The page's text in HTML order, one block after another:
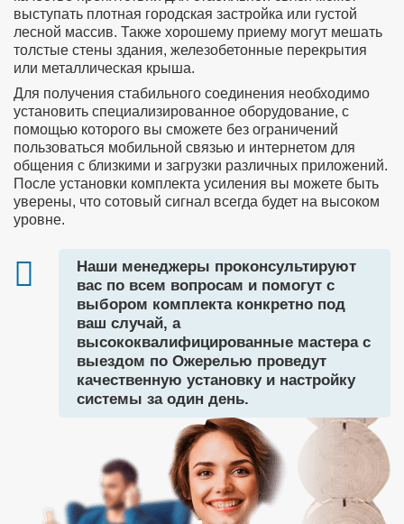
выступать плотная городская застройка или густой
лесной массив. Также хорошему приему могут мешать
толстые стены здания, железобетонные перекрытия
или металлическая крыша.
Для получения стабильного соединения необходимо
установить специализированное оборудование, с
помощью которого вы сможете без ограничений
пользоваться мобильной связью и интернетом для
общения с близкими и загрузки различных приложений.
После установки комплекта усиления вы можете быть
уверены, что сотовый сигнал всегда будет на высоком
уровне.
Наши менеджеры проконсультируют
вас по всем вопросам и помогут с
выбором комплекта конкретно под
ваш случай, а
высококвалифицированные мастера с
выездом по Ожерелью проведут
качественную установку и настройку
системы за один день.